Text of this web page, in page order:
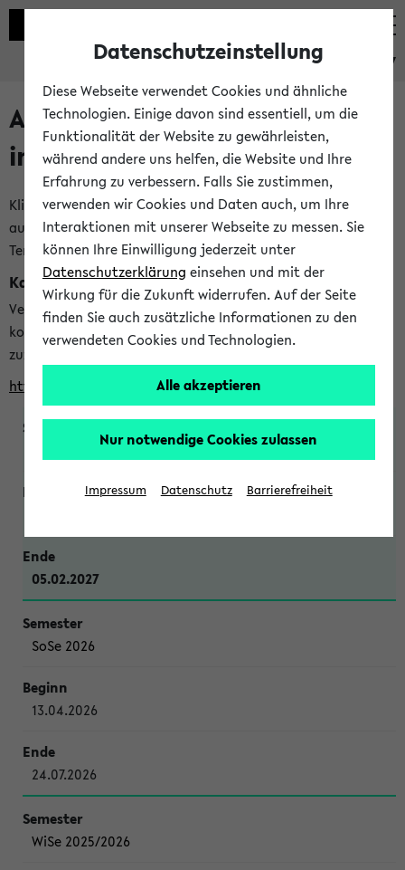
eKVV
Alle veröffentlichten Semester
im eKVV
Klicken Sie auf das Semester, welches Sie für Ihre Sitzung
auswählen möchten. Bitte beachten Sie auch die weiteren
Termine imKalender der Lehrplanung
Kalenderintegration
Verwenden Sie die folgende Adresse, um mit einer
kompatiblen Kalenderanwendung auf die Vorlesungszeiten
zuzugreifen (nähere Informationen
finden Sie hier
https://ekvv.uni-bielefeld.de/ws/calendar?vz
WiSe 2026/2027
05.02.2027
SoSe 2026
13.04.2026
24.07.2026
WiSe 2025/2026
Datenschutzeinstellung
Diese Webseite verwendet Cookies und ähnliche
Technologien. Einige davon sind essentiell, um die
Funktionalität der Website zu gewährleisten,
während andere uns helfen, die Website und Ihre
Erfahrung zu verbessern. Falls Sie zustimmen,
verwenden wir Cookies und Daten auch, um Ihre
Interaktionen mit unserer Webseite zu messen. Sie
können Ihre Einwilligung jederzeit unter
Datenschutzerklärung einsehen und mit der
Wirkung für die Zukunft widerrufen. Auf der Seite
finden Sie auch zusätzliche Informationen zu den
verwendeten Cookies und Technologien.
Alle akzeptieren
Nur notwendige Cookies zulassen
Impressum Datenschutz Barrierefreiheit